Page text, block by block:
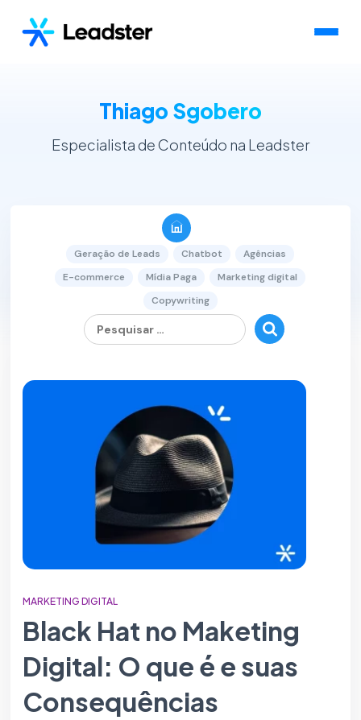
Thiago Sgobero
Especialista de Conteúdo na Leadster
Geração de Leads Chatbot
Agências
E-commerce
Mídia Paga
Marketing digital
Copywriting
Pesquisar
por:
MARKETING DIGITAL
Black Hat no Maketing
Digital: O que é e suas
Consequências